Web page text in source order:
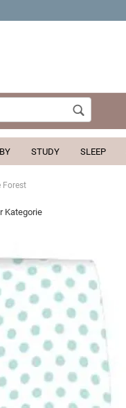
STUDY SLEEP
Forest
Kategorie